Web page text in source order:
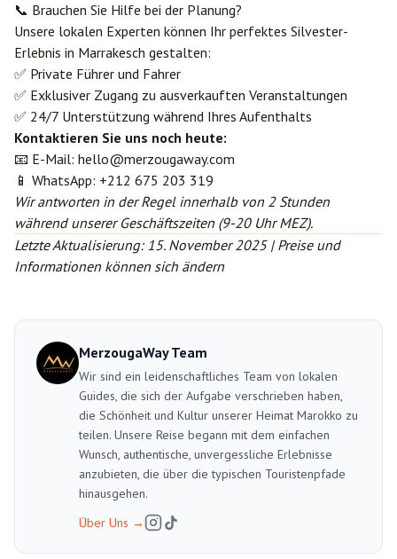
📞 Brauchen Sie Hilfe bei der Planung?
Unsere lokalen Experten können Ihr perfektes Silvester-
Erlebnis in Marrakesch gestalten:
✅ Private Führer und Fahrer
✅ Exklusiver Zugang zu ausverkauften Veranstaltungen
✅ 24/7 Unterstützung während Ihres Aufenthalts
Kontaktieren Sie uns noch heute:
📧 E-Mail: hello@merzougaway.com
📱 WhatsApp: +212 675 203 319
Wir antworten in der Regel innerhalb von 2 Stunden
während unserer Geschäftszeiten (9-20 Uhr MEZ).
Letzte Aktualisierung: 15. November 2025 | Preise und
Informationen können sich ändern
MerzougaWay Team
Wir sind ein leidenschaftliches Team von lokalen
Guides, die sich der Aufgabe verschrieben haben,
die Schönheit und Kultur unserer Heimat Marokko zu
teilen. Unsere Reise begann mit dem einfachen
Wunsch, authentische, unvergessliche Erlebnisse
anzubieten, die über die typischen Touristenpfade
hinausgehen.
Über Uns →